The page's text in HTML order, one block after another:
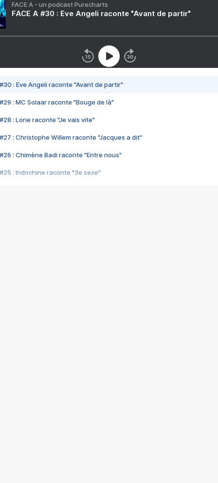
FACE A - un podcast Purecharts
FACE A #30 : Eve Angeli raconte "Avant de partir"
#30 : Eve Angeli raconte "Avant de partir"
#29 : MC Solaar raconte "Bouge de là"
#28 : Lorie raconte "Je vais vite"
#27 : Christophe Willem raconte "Jacques a dit"
#26 : Chimène Badi raconte "Entre nous"
#25 : Indochine raconte "3e sexe"